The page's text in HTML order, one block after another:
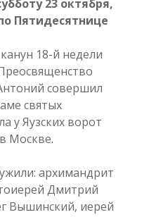
23 октября,
Пятидесятнице
18-й недели
совершил
святых
у Яузских ворот
Москве.
архимандрит
Дмитрий
Вышинский, иерей